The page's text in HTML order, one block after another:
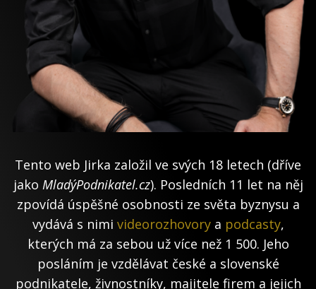
Tento web Jirka založil ve svých 18 letech (dříve
jako MladýPodnikatel.cz). Posledních 11 let na něj
zpovídá úspěšné osobnosti ze světa byznysu a
vydává s nimi videorozhovorya podcasty,
kterých má za sebou už více než 1 500. Jeho
posláním je vzdělávat české a slovenské
podnikatele, živnostníky, majitele firem a jejich